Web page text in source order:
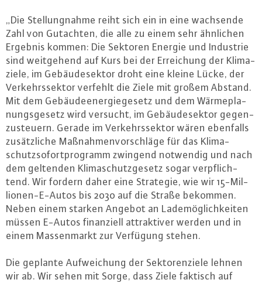
„Die Stel­lung­nah­me reiht sich ein in eine wachsende
Zahl von Gutachten, die alle zu einem sehr ähnlichen
Ergebnis kommen: Die Sektoren Energie und Industrie
sind weit­ge­hend auf Kurs bei der Er­rei­chung der Kli­ma­
zie­le, im Ge­bäu­de­sek­tor droht eine kleine Lücke, der
Ver­kehrs­sek­tor verfehlt die Ziele mit großem Abstand.
Mit dem Ge­bäu­de­ener­gie­ge­setz und dem Wär­me­pla­
nungs­ge­setz wird versucht, im Ge­bäu­de­sek­tor ge­gen­
zu­steu­ern. Gerade im Ver­kehrs­sek­tor wären ebenfalls
zu­sätz­li­che Maß­nah­men­vor­schlä­ge für das Kli­ma­
schutz­so­fort­pro­gramm zwingend notwendig und nach
dem geltenden Kli­ma­schutz­ge­setz sogar ver­pflich­
tend. Wir fordern daher eine Strategie, wie wir 15-Mil­
lio­nen-E-Au­tos bis 2030 auf die Straße bekommen.
Neben einem starken Angebot an La­de­mög­lich­kei­ten
müssen E-Autos fi­nan­zi­ell at­trak­ti­ver werden und in
einem Mas­sen­markt zur Verfügung stehen.
Die geplante Auf­wei­chung der Sek­to­ren­zie­le lehnen
wir ab. Wir sehen mit Sorge, dass Ziele faktisch auf